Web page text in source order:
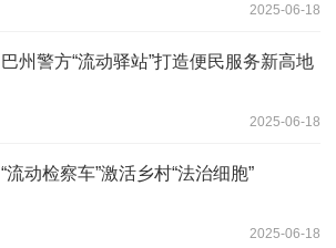
2025-06-18
巴州警方“流动驿站”打造便民服务新高地
2025-06-18
“流动检察车”激活乡村“法治细胞”
2025-06-18